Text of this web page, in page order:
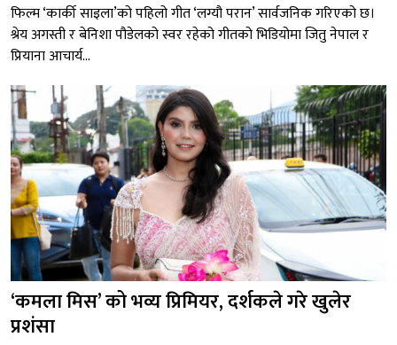
फिल्म ‘कार्की साइला’को पहिलो गीत ‘लग्यौ परान’ सार्वजनिक गरिएको छ।
श्रेय अगस्ती र बेनिशा पौडेलको स्वर रहेको गीतको भिडियोमा जितु नेपाल र
प्रियाना आचार्य...
‘कमला मिस’ को भव्य प्रिमियर, दर्शकले गरे खुलेर
प्रशंसा